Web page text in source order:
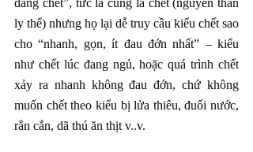
đang chết”, tức là cũng là chết (nguyên thần
ly thể) nhưng họ lại dễ truy cầu kiểu chết sao
cho “nhanh, gọn, ít đau đớn nhất” – kiểu
như chết lúc đang ngủ, hoặc quá trình chết
xảy ra nhanh không đau đớn, chứ không
muốn chết theo kiểu bị lửa thiêu, đuối nước,
rắn cắn, dã thú ăn thịt v..v.